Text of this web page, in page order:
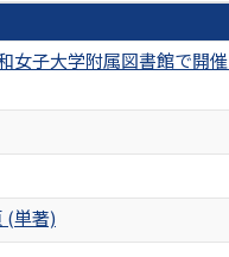
女子大学附属図書館で開
(単著)